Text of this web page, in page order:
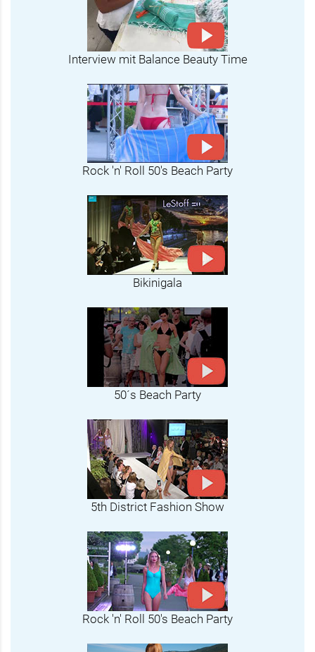
Interview mit Balance Beauty Time
Rock 'n' Roll 50's Beach Party
Bikinigala
50´s Beach Party
5th District Fashion Show
Rock 'n' Roll 50's Beach Party